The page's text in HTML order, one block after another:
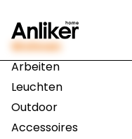
Wohnen
Arbeiten
Leuchten
Outdoor
Accessoires